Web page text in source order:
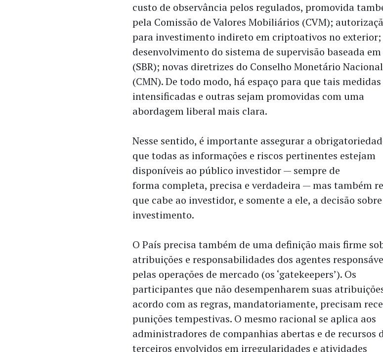
custo de observância pelos regulados, promovida
pela Comissão de Valores Mobiliários (CVM);
para investimento indireto em criptoativos no exterior;
desenvolvimento do sistema de supervisão baseada
(SBR); novas diretrizes do Conselho Monetário Nacional
(CMN). De todo modo, há espaço para que tais
intensificadas e outras sejam promovidas com uma
abordagem liberal mais clara.
Nesse sentido, é importante assegurar a
que todas as informações e riscos pertinentes estejam
disponíveis ao público investidor — sempre de
forma completa, precisa e verdadeira — mas também
que cabe ao investidor, e somente a ele, a decisão
investimento.
O País precisa também de uma definição mais firme
atribuições e responsabilidades dos agentes
pelas operações de mercado (os ‘gatekeepers’). Os
participantes que não desempenharem suas
acordo com as regras, mandatoriamente, precisam
punições tempestivas. O mesmo racional se aplica aos
administradores de companhias abertas e de recursos
terceiros envolvidos em irregularidades e atividades